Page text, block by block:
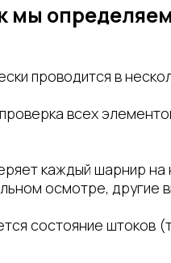
мы
проводится в
всех
каждый шарнир
осмотре, другие
состояние штоков